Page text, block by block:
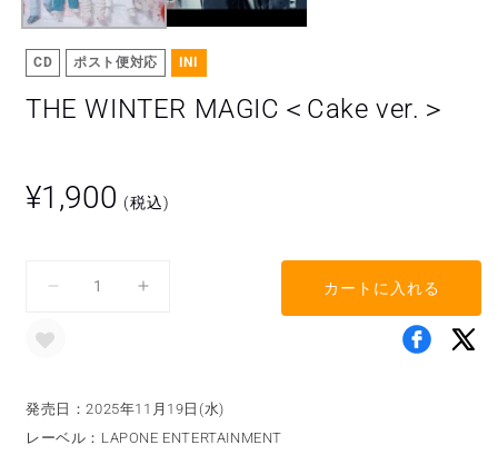
ィ
ア
(1)
を
く
CD ポスト便対応 INI
THE WINTER MAGIC＜Cake ver.＞
通
常
¥1,900 (税込)
MAGIC
ver.
＞
THE
ver.
＞
カートに入れる
発売日：2025年11月19日(水)
レーベル：LAPONE ENTERTAINMENT